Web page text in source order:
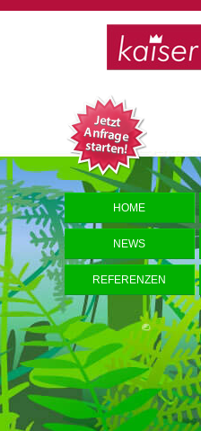
HOME
NEWS
REFERENZEN